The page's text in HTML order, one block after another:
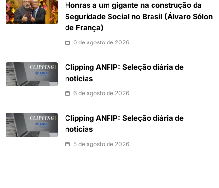
Honras a um gigante na construção da
Seguridade Social no Brasil (Álvaro Sólon
de França)
6 de agosto de 2026
Clipping ANFIP: Seleção diária de
notícias
6 de agosto de 2026
Clipping ANFIP: Seleção diária de
notícias
5 de agosto de 2026